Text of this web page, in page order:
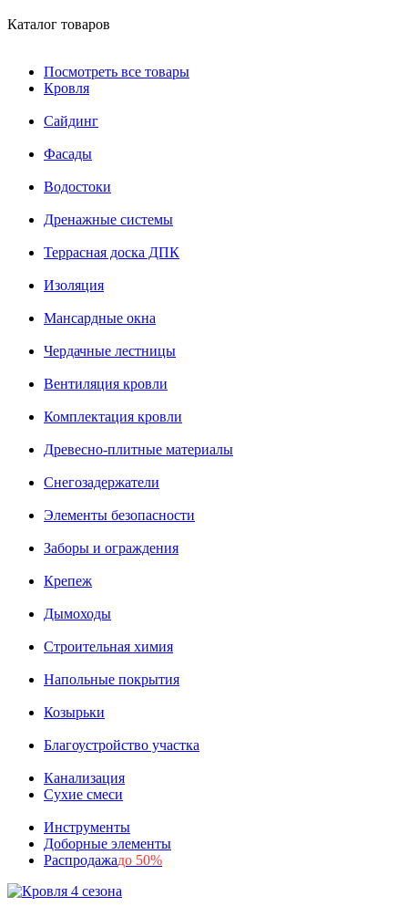
Каталог товаров
Посмотреть все товары
Кровля
Сайдинг
Фасады
Водостоки
Дренажные системы
Террасная доска ДПК
Изоляция
Мансардные окна
Чердачные лестницы
Вентиляция кровли
Комплектация кровли
Древесно-плитные материалы
Снегозадержатели
Элементы безопасности
Заборы и ограждения
Крепеж
Дымоходы
Строительная химия
Напольные покрытия
Козырьки
Благоустройство участка
Канализация
Сухие смеси
Инструменты
Доборные элементы
Распродажадо 50%